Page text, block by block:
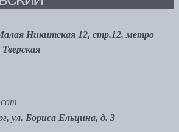
Никитская 12, стр.12, метро
ул. Бориса Ельцина, д. 3